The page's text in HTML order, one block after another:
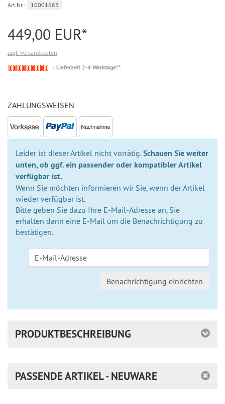
Art.Nr.: 10001683
449,00 EUR*
zzgl. Versandkosten
Nicht
Lieferzeit 2-4 Werktage**
ZAHLUNGSWEISEN
Leider ist dieser Artikel nicht vorrätig.Schauen Sie weiter
unten, ob ggf. ein passender oder kompatibler Artikel
verfügbar ist.
Wenn Sie möchten informieren wir Sie, wenn der Artikel
wieder verfügbar ist.
Bitte geben Sie dazu Ihre E-Mail-Adresse an, Sie
erhalten dann eine E-Mail um die Benachrichtigung zu
bestätigen.
Benachrichtigung einrichten
PRODUKTBESCHREIBUNG
PASSENDE ARTIKEL - NEUWARE